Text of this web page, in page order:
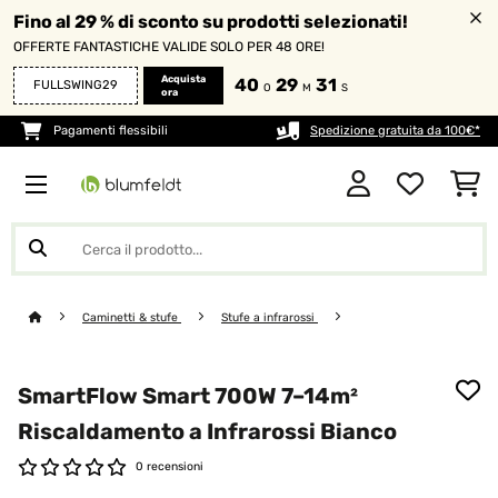
Fino al 29 % di sconto su prodotti selezionati!
OFFERTE FANTASTICHE VALIDE SOLO PER 48 ORE!
FULLSWING29
Acquista
ora
40 O 29 M 29 S
Pagamenti flessibili Spedizione gratuita da 100€*
Caminetti & stufe Stufe a infrarossi
SmartFlow Smart 700W 7–14m²
Riscaldamento a Infrarossi​ Bianco
0 recensioni